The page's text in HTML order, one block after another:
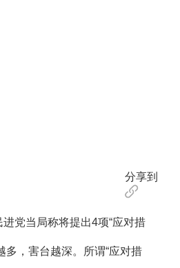
分享到
党当局称将提出4项“应对措
，害台越深。所谓“应对措